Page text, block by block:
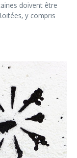
doivent être
y compris